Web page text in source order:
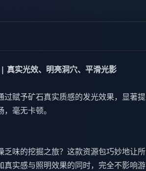
实光效、明亮洞穴、平滑光影
赋予矿石真实质感的发光效果，显著提
毫无卡顿。
味的挖掘之旅？这款资源包巧妙地让所
实感与照明效果的同时，完全不影响游